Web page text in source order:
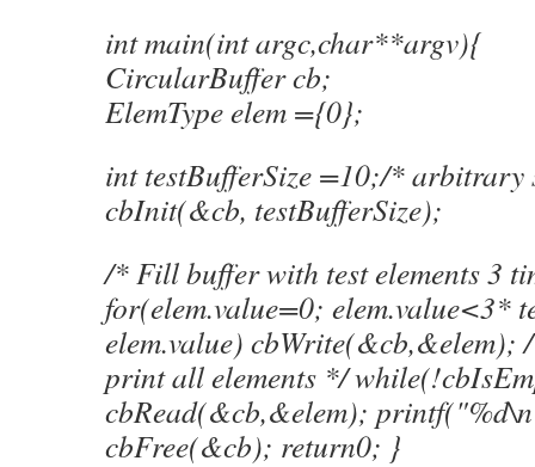
int main(int argc,char**argv){
CircularBuffer cb;
ElemType elem ={0};
int testBufferSize =10;/* arbitrary
cbInit(&cb, testBufferSize);
/* Fill buffer with test elements 3
for(elem.value=0; elem.value<3*
elem.value) cbWrite(&cb,&elem);
print all elements */
cbRead(&cb,&elem);
cbFree(&cb); return0; }